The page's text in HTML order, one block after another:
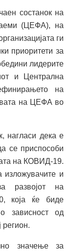
состанок на
(ЦЕФА), на
ги
приоритети за
лидерите
и Централна
на
на ЦЕФА во
нагласи дека е
се приспособи
на КОВИД-19.
изложувачите и
развојот на
која ќе биде
зависност од
регион.
значење за